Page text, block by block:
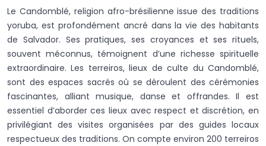
Le Candomblé, religion afro-brésilienne issue des traditions
yoruba, est profondément ancré dans la vie des habitants
de Salvador. Ses pratiques, ses croyances et ses rituels,
souvent méconnus, témoignent d’une richesse spirituelle
extraordinaire. Les terreiros, lieux de culte du Candomblé,
sont des espaces sacrés où se déroulent des cérémonies
fascinantes, alliant musique, danse et offrandes. Il est
essentiel d’aborder ces lieux avec respect et discrétion, en
privilégiant des visites organisées par des guides locaux
respectueux des traditions. On compte environ 200 terreiros